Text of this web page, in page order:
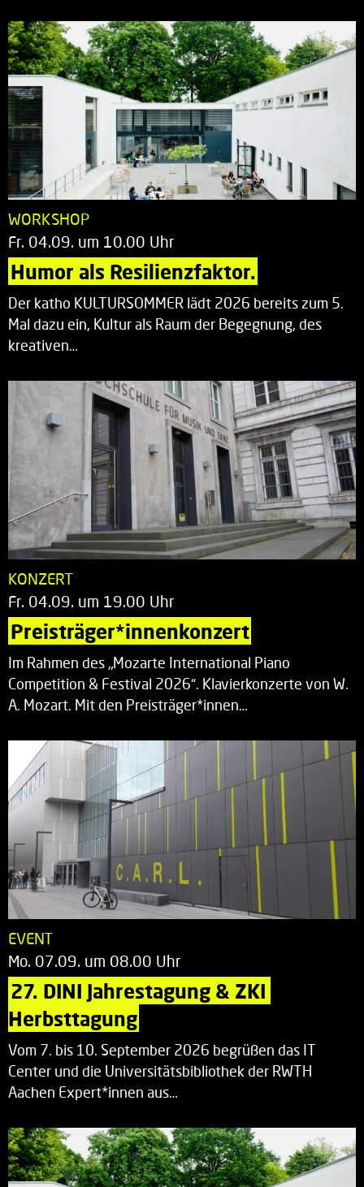
WORKSHOP
Fr. 04.09. um 10.00 Uhr
Humor als Resilienzfaktor.
Der katho KULTURSOMMER lädt 2026 bereits zum 5.
Mal dazu ein, Kultur als Raum der Begegnung, des
kreativen…
KONZERT
Fr. 04.09. um 19.00 Uhr
Preisträger*innenkonzert
Im Rahmen des „Mozarte International Piano
Competition & Festival 2026“. Klavierkonzerte von W.
A. Mozart. Mit den Preisträger*innen…
EVENT
Mo. 07.09. um 08.00 Uhr
27. DINI Jahrestagung & ZKI
Herbsttagung
Vom 7. bis 10. September 2026 begrüßen das IT
Center und die Universitätsbibliothek der RWTH
Aachen Expert*innen aus…